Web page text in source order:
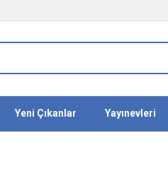
Yeni Çıkanlar Yayınevleri